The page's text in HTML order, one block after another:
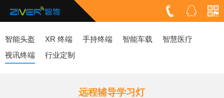
智能头盔 XR 终端 手持终端 智能车载
智慧医疗
视讯终端
行业定制
远程辅导学习灯